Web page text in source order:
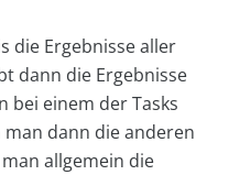
die Ergebnisse aller
dann die Ergebnisse
bei einem der Tasks
dann die anderen
allgemein die